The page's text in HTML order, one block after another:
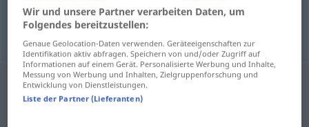
izgorjeti
Wir und unsere Partner verarbeiten Daten, um
Folgendes bereitzustellen:
Genaue Geolocation-Daten verwenden. Geräteeigenschaften zur
Identifikation aktiv abfragen. Speichern von und/oder Zugriff auf
Informationen auf einem Gerät. Personalisierte Werbung und Inhalte,
Messung von Werbung und Inhalten, Zielgruppenforschung und
Entwicklung von Dienstleistungen.
Liste der Partner (Lieferanten)